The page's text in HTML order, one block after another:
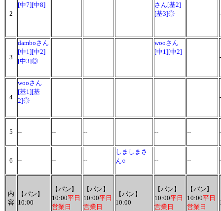
2
[中7][中8]
さん[基2]
[基3]◎
3
damboさん
[中1][中2]
[中3]◎
wooさん
[中1][中2]
4
wooさん
[基1][基
2]◎
5 -- -- -- -- --
6 -- -- --
しましまさ
ん○
-- --
内
容
【パン】
10:00
【パン】
10:00平日
営業日
【パン】
10:00平日
営業日
【パン】
10:00
【パン】
10:00平日
営業日
【パン】
10:00平日
営業日